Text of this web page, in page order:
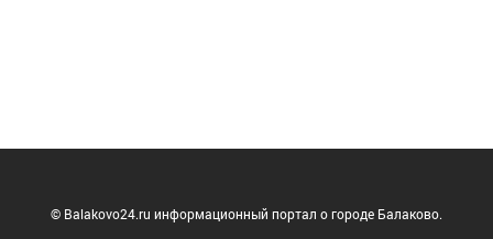
© Balakovo24.ru информационный портал о городе Балаково.